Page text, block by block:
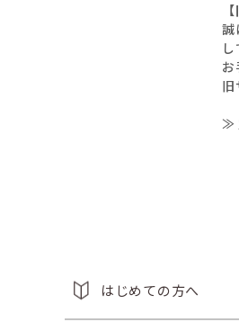
誠
お
旧
≫
はじめての方へ